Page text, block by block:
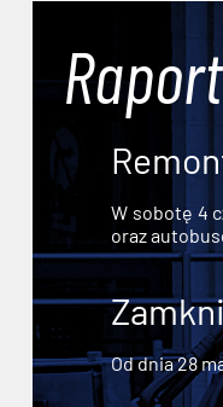
W sobotę 4
oraz
Od dnia 28